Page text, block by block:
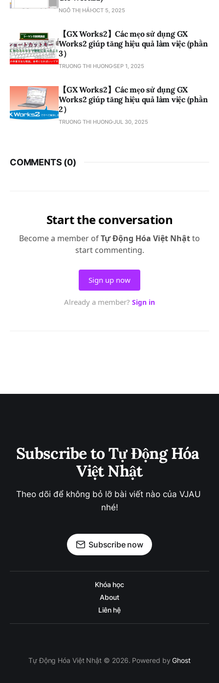
NGÔ THỊ HẢI OCT 5, 2025
【GX Works2】Các mẹo sử dụng GX
Works2 giúp tăng hiệu quả làm việc (phần
3）
TRUONG THI HUONGSEP 1, 2025
【GX Works2】Các mẹo sử dụng GX
Works2 giúp tăng hiệu quả làm việc (phần
2）
TRUONG THI HUONGJUL 30, 2025
COMMENTS (0)
Subscribe to Tự Động Hóa
Việt Nhật
Theo dõi để không bỏ lỡ bài viết nào của VJAU
nhé!
Subscribe now
Khóa học
About
Liên hệ
Tự Động Hóa Việt Nhật © 2026. Powered byGhost